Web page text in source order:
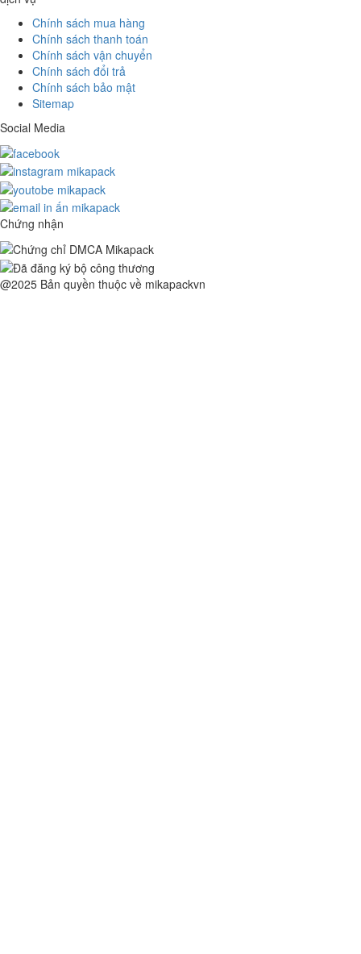
Chính sách mua hàng
Chính sách thanh toán
Chính sách vận chuyển
Chính sách đổi trả
Chính sách bảo mật
Sitemap
Social Media
Chứng nhận
@2025 Bản quyền thuộc về mikapackvn